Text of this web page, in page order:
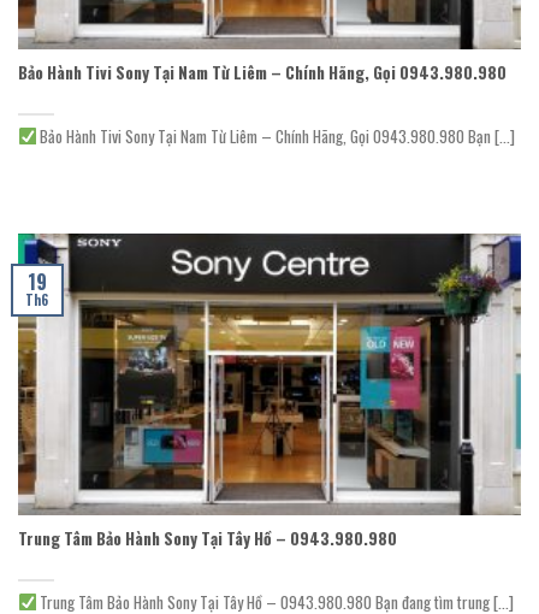
Bảo Hành Tivi Sony Tại Nam Từ Liêm – Chính Hãng, Gọi 0943.980.980
Bảo Hành Tivi Sony Tại Nam Từ Liêm – Chính Hãng, Gọi 0943.980.980 Bạn [...]
Trung Tâm Bảo Hành Sony Tại Tây Hồ – 0943.980.980
Trung Tâm Bảo Hành Sony Tại Tây Hồ – 0943.980.980 Bạn đang tìm trung [...]
19
Th6